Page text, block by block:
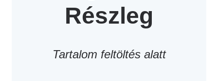
Részleg
Tartalom feltöltés alatt